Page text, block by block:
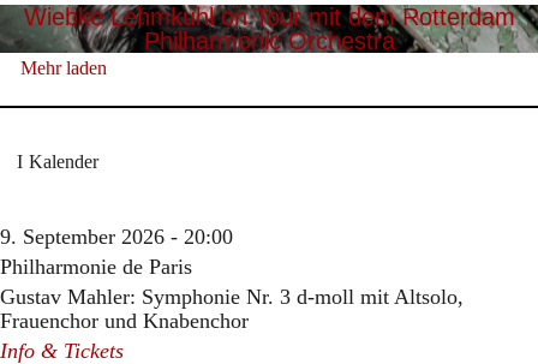
Wiebke Lehmkuhl on Tour mit dem Rotterdam
Philharmonic Orchestra
Mehr laden
Kalender
9. September 2026 - 20:00
Philharmonie de Paris
Gustav Mahler: Symphonie Nr. 3 d-moll mit Altsolo,
Frauenchor und Knabenchor
Info & Tickets